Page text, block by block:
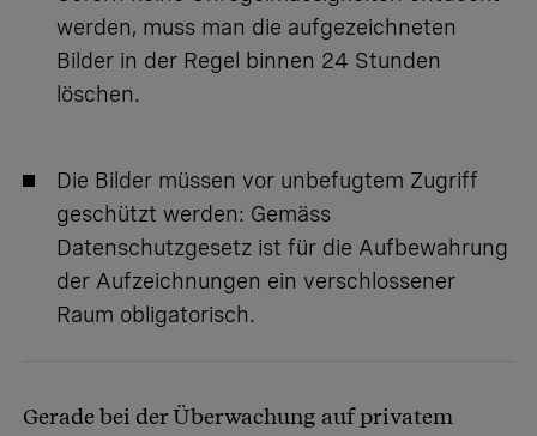
werden, muss man die aufgezeichneten
Bilder in der Regel binnen 24 Stunden
löschen.
Die Bilder müssen vor unbefugtem Zugriff
geschützt werden: Gemäss
Datenschutzgesetz ist für die Aufbewahrung
der Aufzeichnungen ein verschlossener
Raum obligatorisch.
Gerade bei der Überwachung auf privatem